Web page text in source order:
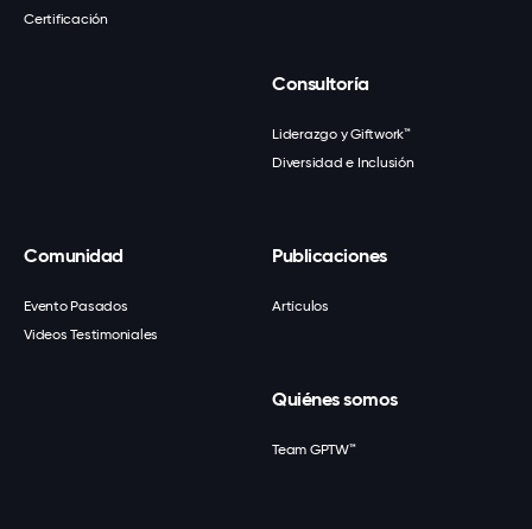
Certificación
Consultoría
Liderazgo y Giftwork™
Diversidad e Inclusión
Comunidad
Evento Pasados
Videos Testimoniales
Publicaciones
Artículos
Quiénes somos
Team GPTW™